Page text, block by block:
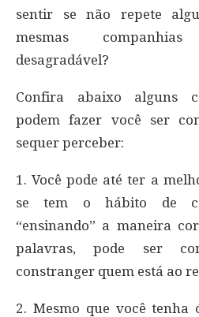
sentir se não repete
mesmas
desagradável?
Confira abaixo alguns
podem fazer você ser
sequer perceber:
1. Você pode até ter a
se tem o hábito de
“ensinando” a maneira
palavras, pode ser
constranger quem está ao
2. Mesmo que você tenha